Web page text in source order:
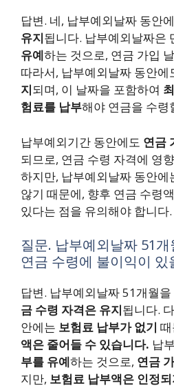
답변. 네, 납부예외날짜 동안
유지됩니다. 납부예외날짜은
유예하는 것으로, 연금 가입
따라서, 납부예외날짜 동안에
지되며, 이 날짜을 포함하여
험료를 납부해야 연금을 수령
납부예외기간 동안에도 연금
되므로, 연금 수령 자격에 영
하지만, 납부예외날짜 동안에
않기 때문에, 향후 연금 수령
있다는 점을 유의해야 합니다.
질문. 납부예외날짜 51
연금 수령에 불이익이 있
답변. 납부예외날짜 51개월
금 수령 자격은 유지됩니다.
안에는 보험료 납부가 없기
액은 줄어들 수 있습니다. 납
부를 유예하는 것으로, 연금
지만, 보험료 납부액은 인정